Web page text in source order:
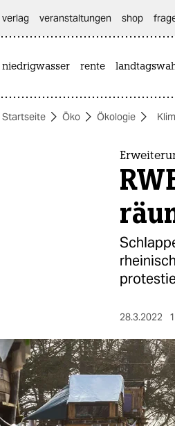
themen
nord
wahrheit
verlag
verlag
veranstaltungen shop
niedrigwasser rente
Startseite Öko Ökologie
28.3.2022